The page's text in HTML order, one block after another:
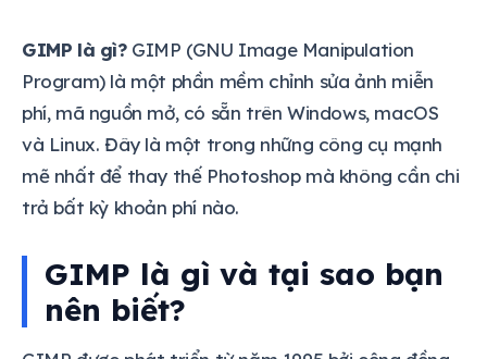
GIMP là gì?GIMP (GNU Image Manipulation
Program) là một phần mềm chỉnh sửa ảnh miễn
phí, mã nguồn mở, có sẵn trên Windows, macOS
và Linux. Đây là một trong những công cụ mạnh
mẽ nhất để thay thế Photoshop mà không cần chi
trả bất kỳ khoản phí nào.
GIMP là gì và tại sao bạn
nên biết?